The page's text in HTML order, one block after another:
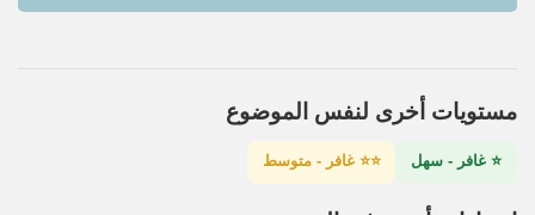
مستويات أخرى لنفس الموضوع
⭐ غافر - سهل ⭐⭐ غافر - متوسط